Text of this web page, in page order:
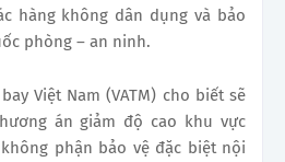
hàng không dân dụng và bảo
phòng – an ninh.
Việt Nam (VATM) cho biết sẽ
án giảm độ cao khu vực
không phận bảo vệ đặc biệt nội